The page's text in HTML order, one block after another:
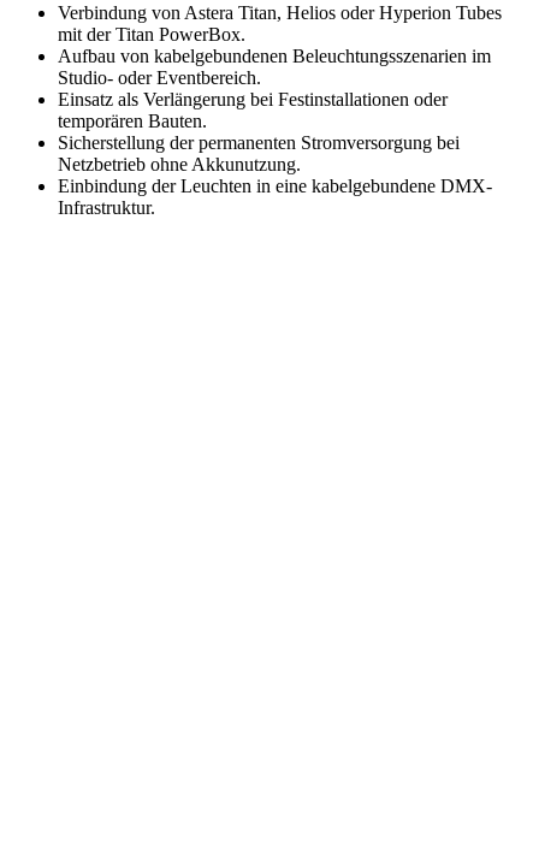
Verbindung von Astera Titan, Helios oder Hyperion Tubes
mit der Titan PowerBox.
Aufbau von kabelgebundenen Beleuchtungsszenarien im
Studio- oder Eventbereich.
Einsatz als Verlängerung bei Festinstallationen oder
temporären Bauten.
Sicherstellung der permanenten Stromversorgung bei
Netzbetrieb ohne Akkunutzung.
Einbindung der Leuchten in eine kabelgebundene DMX-
Infrastruktur.